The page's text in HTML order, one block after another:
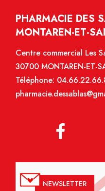
PHARMACIE DES
MONTAREN-ET-
Centre commercial Les
30700 MONTAREN-ET-
Téléphone:
NEWSLETTER